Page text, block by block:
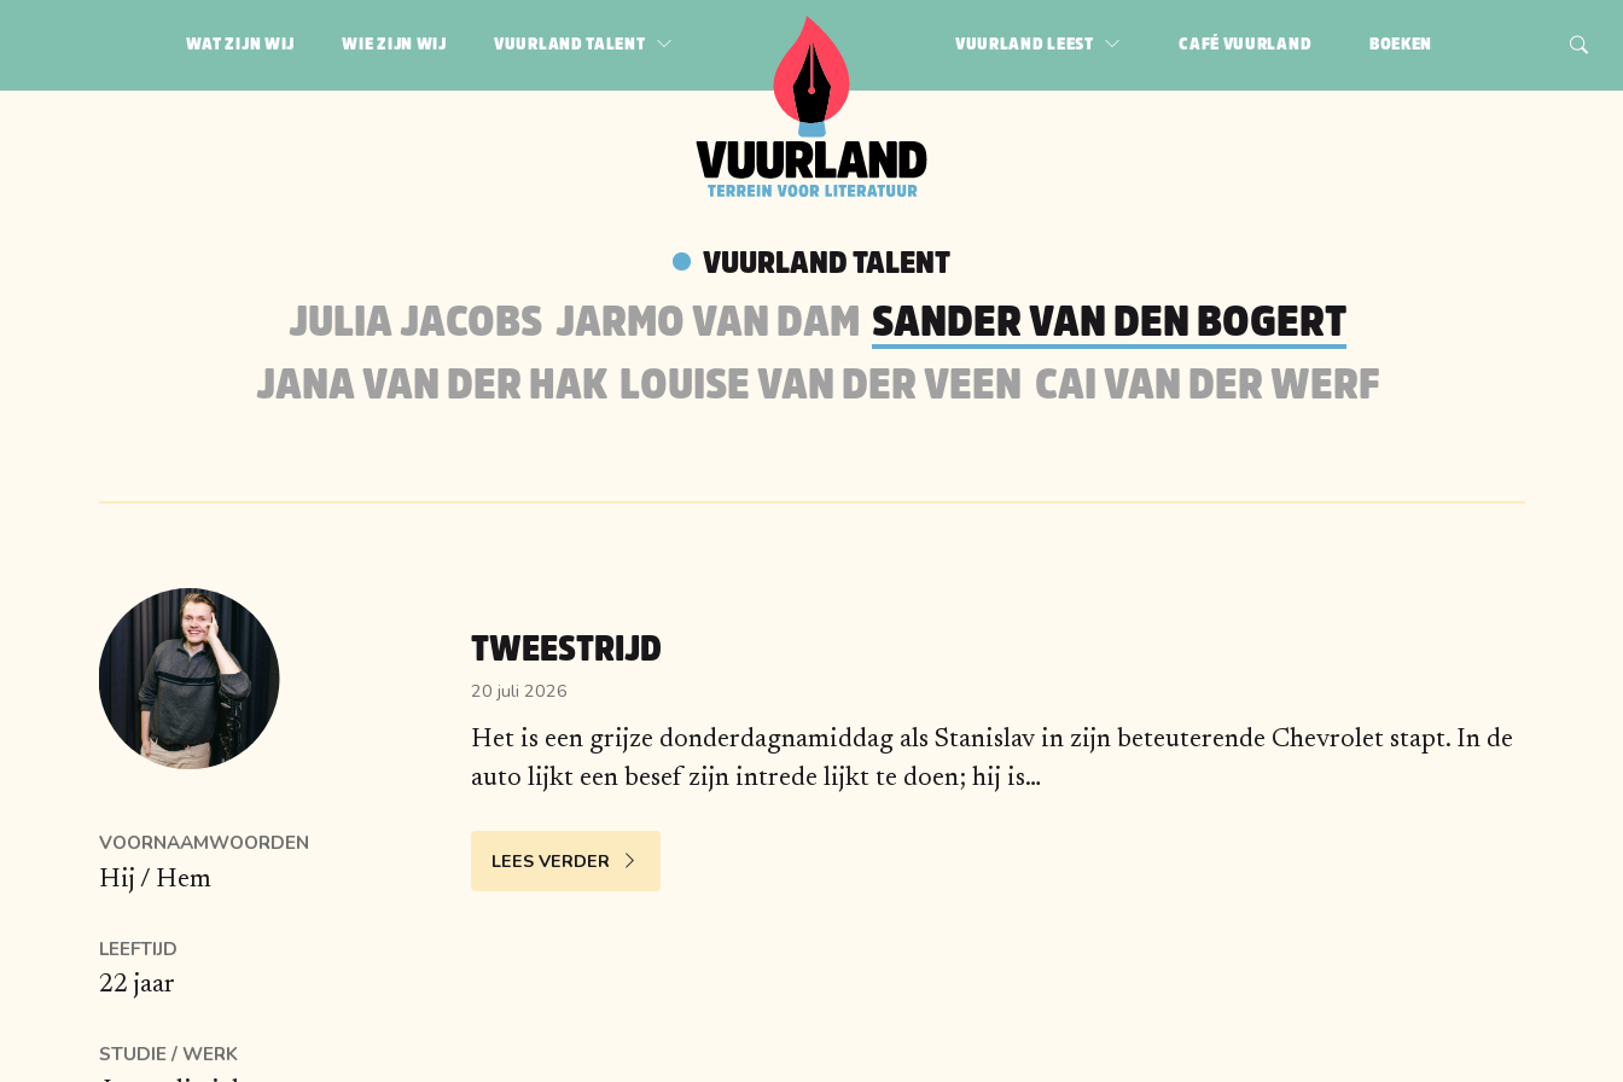
WAT ZIJN WIJ WIE ZIJN WIJ VUURLAND TALENT
JULIA JACOBS
VUURLAND LEEST
POËZIE
CAFÉ VUURLAND BOEKEN
VUURLAND TALENT
JULIA JACOBS JARMO VAN DAM SANDER VAN DEN BOGERT
JANA VAN DER HAK LOUISE VAN DER VEEN CAI VAN DER WERF
VOORNAAMWOORDEN
Hij / Hem
LEEFTIJD
22 jaar
STUDIE / WERK
TWEESTRIJD
20 juli 2026
Het is een grijze donderdagnamiddag als Stanislav in zijn beteuterende Chevrolet stapt. In de
auto lijkt een besef zijn intrede lijkt te doen; hij is…
LEES VERDER